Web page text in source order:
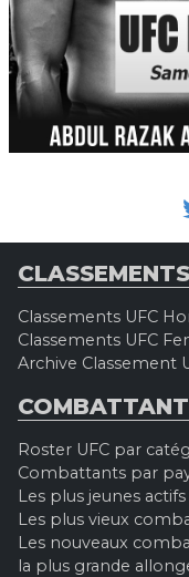
CLASSEMENTS
Classements UFC
Classements UFC
Archive Classement
Roster UFC par
Combattants par
Les plus jeunes actifs
Les plus vieux
Les nouveaux
la plus grande